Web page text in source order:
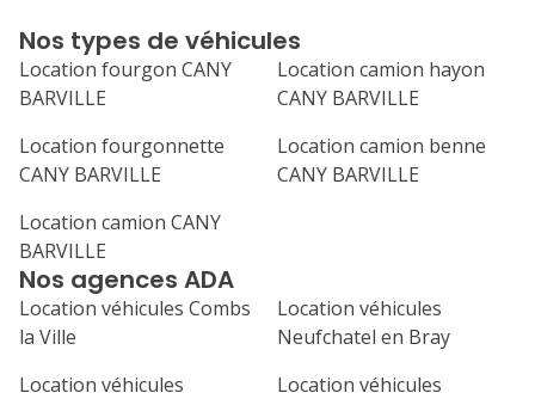
24 25 26
31
septembre 2026
lu me je
1
7 8
16 17
21 23 24
Nos agences ADA
Location véhicules Combs
la Ville
Location véhicules
Neufchatel en Bray
Location véhicules
Location véhicules
Nos types de véhicules
Location fourgon CANY
BARVILLE
Location camion hayon
CANY BARVILLE
Location fourgonnette
CANY BARVILLE
Location camion benne
CANY BARVILLE
Location camion CANY
BARVILLE